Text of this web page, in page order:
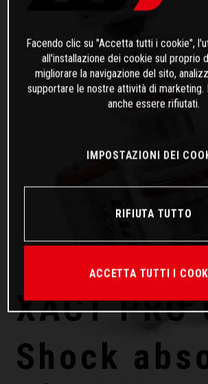
XACT
Shock
Facendo clic su "Accetta tutti i cookie",
all'installazione dei cookie sul proprio
migliorare la navigazione del sito,
supportare le nostre attività di marketing.
anche essere rifiutati.
IMPOSTAZIONI DEI
RIFIUTA TUTTO
ACCETTA TUTTI I